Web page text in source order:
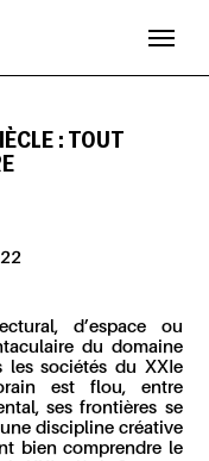
: TOUT
d’espace ou
du domaine
sociétés du XXI e
est flou, entre
ses frontières se
discipline créative
bien comprendre le